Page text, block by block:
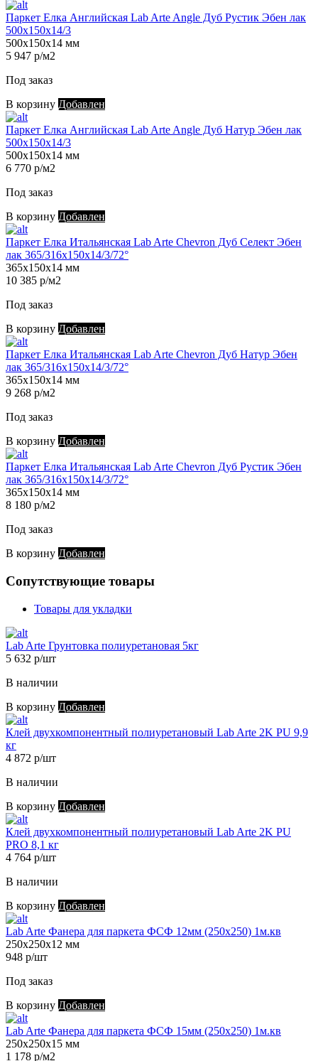
Паркет Елка Английская Lab Arte Angle Дуб Рустик Эбен лак
500х150х14/3
500х150х14 мм
5 947 р/м2
Под заказ
В корзину Добавлен
Паркет Елка Английская Lab Arte Angle Дуб Натур Эбен лак
500х150х14/3
500х150х14 мм
6 770 р/м2
Под заказ
В корзину Добавлен
Паркет Елка Итальянская Lab Arte Chevron Дуб Селект Эбен
лак 365/316х150х14/3/72°
365х150х14 мм
10 385 р/м2
Под заказ
В корзину Добавлен
Паркет Елка Итальянская Lab Arte Chevron Дуб Натур Эбен
лак 365/316х150х14/3/72°
365х150х14 мм
9 268 р/м2
Под заказ
В корзину Добавлен
Паркет Елка Итальянская Lab Arte Chevron Дуб Рустик Эбен
лак 365/316х150х14/3/72°
365х150х14 мм
8 180 р/м2
Под заказ
В корзину Добавлен
Сопутствующие товары
Товары для укладки
Lab Arte Грунтовка полиуретановая 5кг
5 632 р/шт
В наличии
В корзину Добавлен
Клей двухкомпонентный полиуретановый Lab Arte 2K PU 9,9
кг
4 872 р/шт
В наличии
В корзину Добавлен
Клей двухкомпонентный полиуретановый Lab Arte 2K PU
PRO 8,1 кг
4 764 р/шт
В наличии
В корзину Добавлен
Lab Arte Фанера для паркета ФСФ 12мм (250х250) 1м.кв
250х250х12 мм
948 р/шт
Под заказ
В корзину Добавлен
Lab Arte Фанера для паркета ФСФ 15мм (250х250) 1м.кв
250х250х15 мм
1 178 р/м2